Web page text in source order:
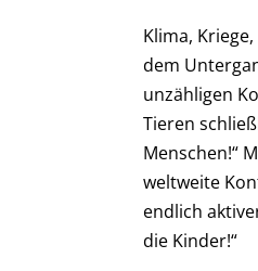
Klima,
dem
unzähligen
Tieren
Menschen!“
weltweite
endlich
die Kinder!“